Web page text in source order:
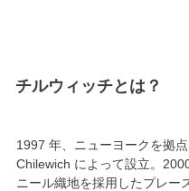
チルウィッチ
1997 年、ニューヨークを拠
Chilewich によって設立。
ニール織地を採用 したプレー